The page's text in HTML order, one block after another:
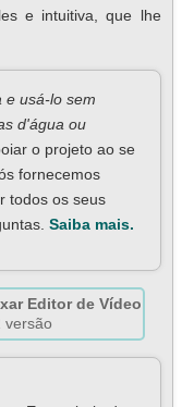
e intuitiva, que lhe
e usá-lo sem
d'água ou
o projeto ao se
fornecemos
todos os seus
Saiba mais.
Editor de Vídeo
versão